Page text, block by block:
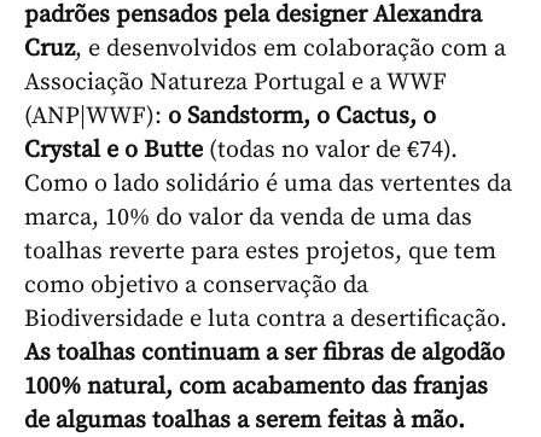
padrões pensados pela designer Alexandra
Cruz, e desenvolvidos em colaboração com a
Associação Natureza Portugal e a WWF
(ANP|WWF): o Sandstorm, o Cactus, o
Crystal e o Butte (todas no valor de €74).
Como o lado solidário é uma das vertentes da
marca, 10% do valor da venda de uma das
toalhas reverte para estes projetos, que tem
como objetivo a conservação da
Biodiversidade e luta contra a desertificação.
As toalhas continuam a ser fibras de algodão
100% natural, com acabamento das franjas
de algumas toalhas a serem feitas à mão.